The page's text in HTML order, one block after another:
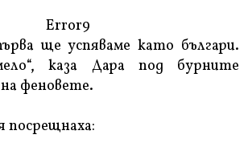
Error9
ще успяваме като българи.
каза Дара под бурните
феновете.